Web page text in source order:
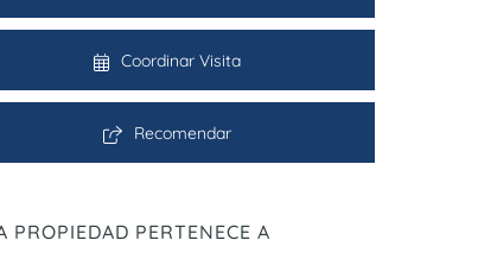
Coordinar Visita
Recomendar
PROPIEDAD PERTENECE A